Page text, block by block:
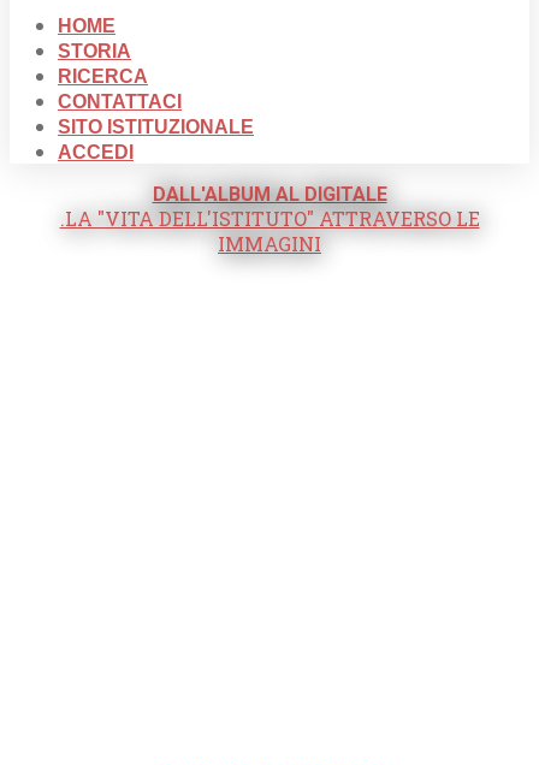
HOME
STORIA
RICERCA
CONTATTACI
SITO ISTITUZIONALE
ACCEDI
DALL'ALBUM AL DIGITALE
.LA "VITA DELL'ISTITUTO" ATTRAVERSO LE
IMMAGINI